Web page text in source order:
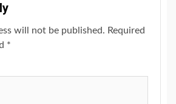
will not be published. Required
*